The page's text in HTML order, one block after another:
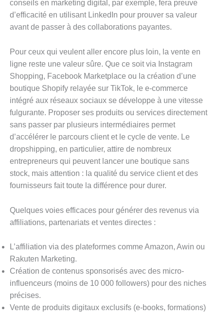
conseils en marketing digital, par exemple, fera preuve
d’efficacité en utilisant LinkedIn pour prouver sa valeur
avant de passer à des collaborations payantes.
Pour ceux qui veulent aller encore plus loin, la vente en
ligne reste une valeur sûre. Que ce soit via Instagram
Shopping, Facebook Marketplace ou la création d’une
boutique Shopify relayée sur TikTok, le e-commerce
intégré aux réseaux sociaux se développe à une vitesse
fulgurante. Proposer ses produits ou services directement
sans passer par plusieurs intermédiaires permet
d’accélérer le parcours client et le cycle de vente. Le
dropshipping, en particulier, attire de nombreux
entrepreneurs qui peuvent lancer une boutique sans
stock, mais attention : la qualité du service client et des
fournisseurs fait toute la différence pour durer.
Quelques voies efficaces pour générer des revenus via
affiliations, partenariats et ventes directes :
L’affiliation via des plateformes comme Amazon, Awin ou
Rakuten Marketing.
Création de contenus sponsorisés avec des micro-
influenceurs (moins de 10 000 followers) pour des niches
précises.
Vente de produits digitaux exclusifs (e-books, formations)